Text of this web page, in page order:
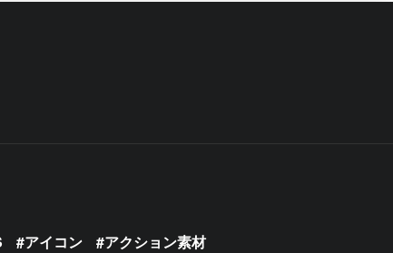
アイコン
アクション素材